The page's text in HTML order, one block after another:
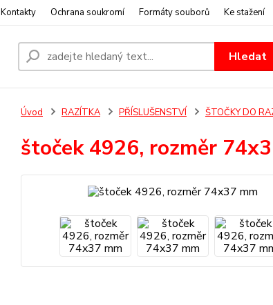
Kontakty Ochrana soukromí Formáty souborů Ke stažení
Hledat
Úvod RAZÍTKA PŘÍSLUŠENSTVÍ ŠTOČKY DO
štoček 4926, rozměr